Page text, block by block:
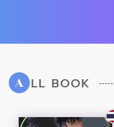
A LL BOOK